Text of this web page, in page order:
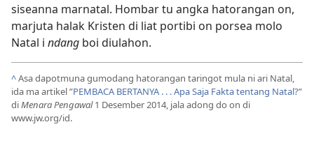
siseanna marnatal. Hombar tu angka hatorangan on,
marjuta halak Kristen di liat portibi on porsea molo
Natal i ndang boi diulahon.
^Asa dapotmuna gumodang hatorangan taringot mula ni ari Natal,
ida ma artikel ”PEMBACA BERTANYA . . . Apa Saja Fakta tentang Natal?”
diMenara Pengawal1 Desember 2014, jala adong do on di
www.jw.org/id.